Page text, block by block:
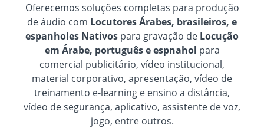
Oferecemos soluções completas para produção
de áudio com Locutores Árabes, brasileiros, e
espanholes Nativos para gravação de Locução
em Árabe, português e espnahol para
comercial publicitário, vídeo institucional,
material corporativo, apresentação, vídeo de
treinamento e-learning e ensino a distância,
vídeo de segurança, aplicativo, assistente de voz,
jogo, entre outros.